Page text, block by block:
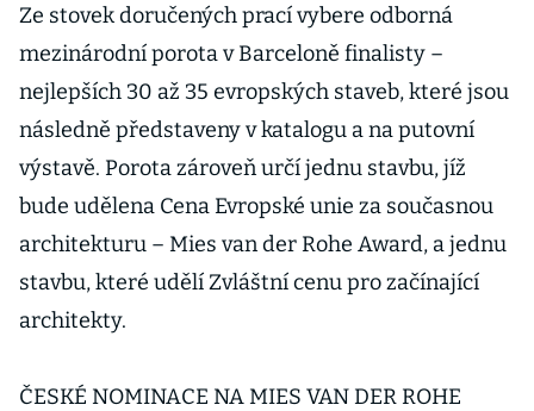
Ze stovek doručených prací vybere odborná
mezinárodní porota v Barceloně finalisty –
nejlepších 30 až 35 evropských staveb, které jsou
následně představeny v katalogu a na putovní
výstavě. Porota zároveň určí jednu stavbu, jíž
bude udělena Cena Evropské unie za současnou
architekturu – Mies van der Rohe Award, a jednu
stavbu, které udělí Zvláštní cenu pro začínající
architekty.
ČESKÉ NOMINACE NA MIES VAN DER ROHE